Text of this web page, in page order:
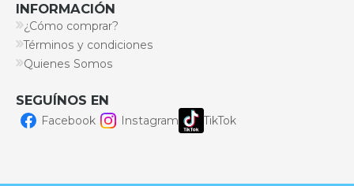
INFORMACIÓN
¿Cómo comprar?
Términos y condiciones
Quienes Somos
SEGUÍNOS EN
Facebook Instagram TikTok